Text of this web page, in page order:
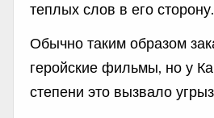
теплых слов в его сторону.
Обычно таким образом
геройские фильмы, но у
степени это вызвало